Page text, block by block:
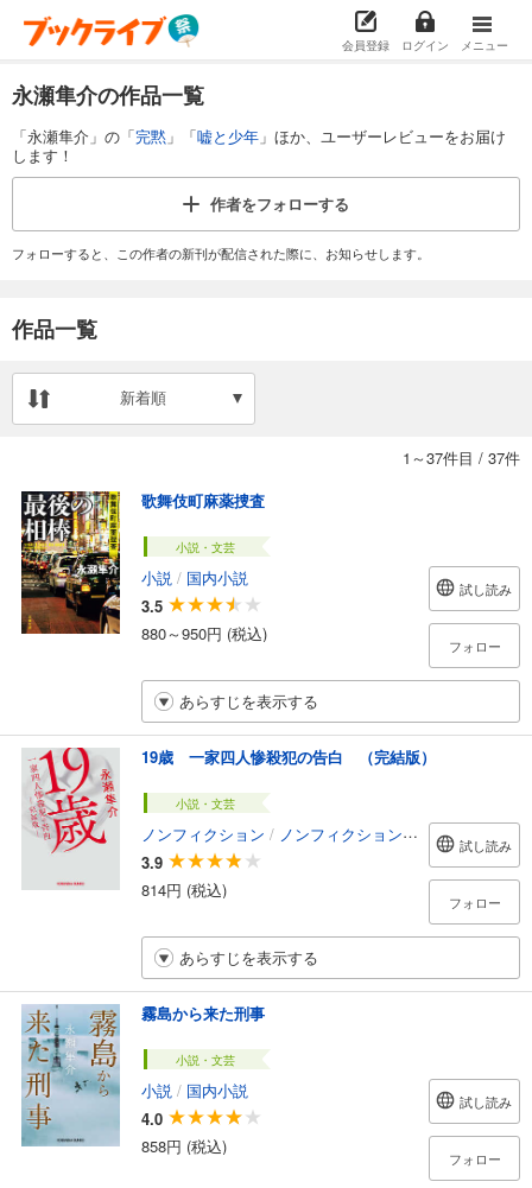
会員登録 ログイン メニュー
永瀬隼介の作品一覧
「永瀬隼介」の「完黙 」「嘘と少年 」ほか、ユーザーレビューをお届け
します！
作者をフォローする
フォローすると、この作者の新刊が配信された際に、お知らせします。
作品一覧
新着順
1～37件目 / 37件
歌舞伎町麻薬捜査
小説・文芸
小説 / 国内小説
3.5
880～950円 (税込)
試し読み
フォロー
あらすじを表示する
19歳 一家四人惨殺犯の告白 （完結版）
小説・文芸
ノンフィクション / ノンフィクション・ドキュメンタリー
3.9
814円 (税込)
試し読み
フォロー
あらすじを表示する
霧島から来た刑事
小説・文芸
小説 / 国内小説
4.0
858円 (税込)
試し読み
フォロー